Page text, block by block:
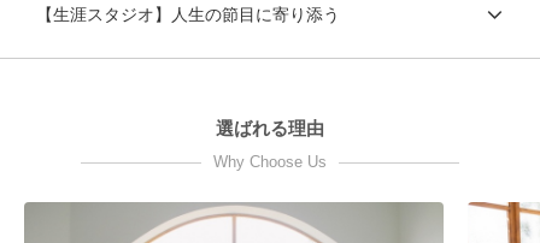
【生涯スタジオ】人生の節目に寄り添う
選ばれる理由
Why Choose Us